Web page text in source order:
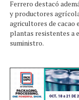
Ferrero destacó
y productores
agricultores de cacao
plantas resistentes a
suministro.